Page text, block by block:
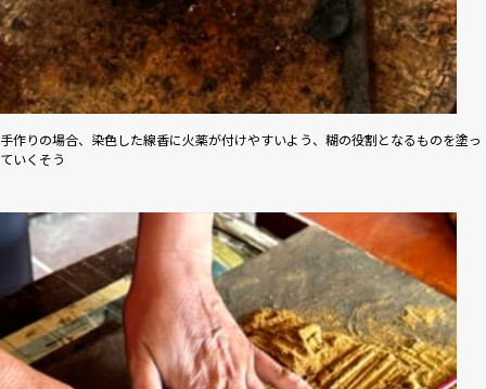
手作りの場合、染色した線香に火薬が付けやすいよう、糊の役割となるものを塗っ
ていくそう